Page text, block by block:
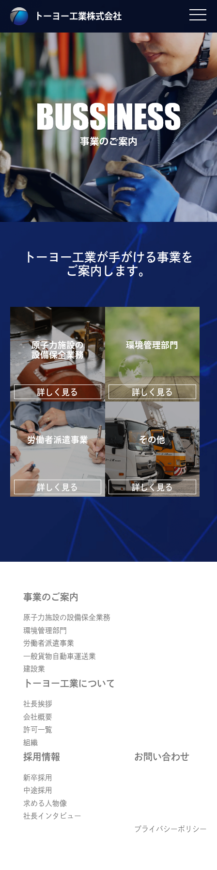
トーヨー工業株式会社
トーヨー工業が手がける事業を
ご案内します。
原子力施設の
設備保全業務
詳しく見る
環境管理部門
詳しく見る
労働者派遣事業
詳しく見る
その他
詳しく見る
事業のご案内
原子力施設の設備保全業務
環境管理部門
労働者派遣事業
一般貨物自動車運送業
建設業
トーヨー工業について
社長挨拶
会社概要
許可一覧
組織
採用情報
新卒採用
中途採用
求める人物像
社長インタビュー
お問い合わせ
プライバシーポリシー